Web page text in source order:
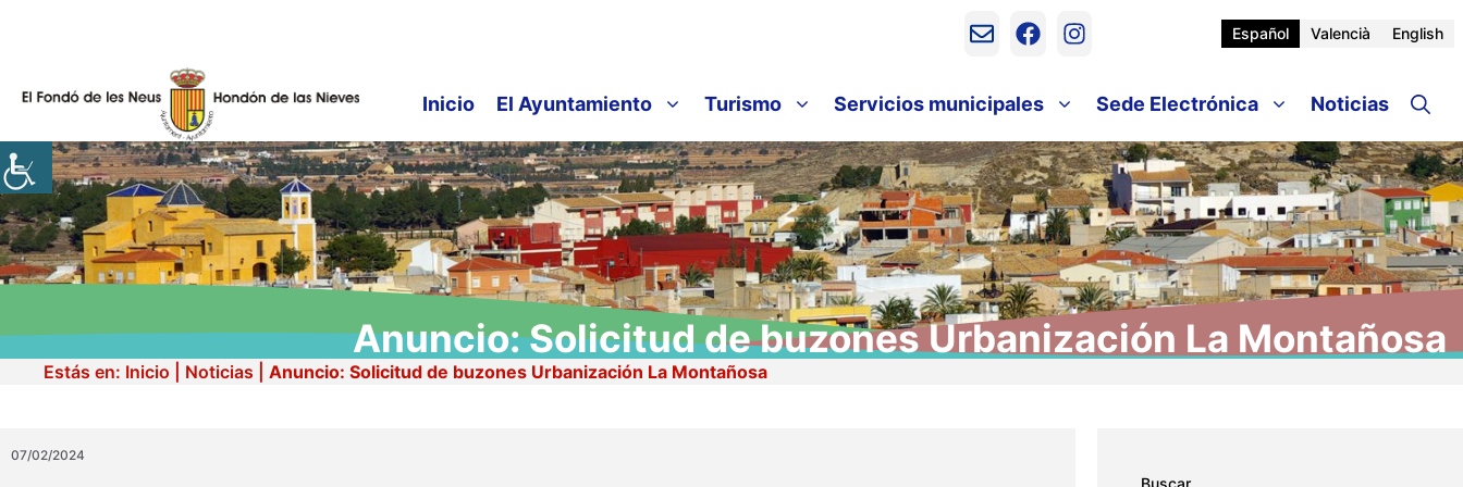
Español Valencià English
Inicio El Ayuntamiento Turismo Servicios municipales Sede Electrónica Noticias
Anuncio: Solicitud de buzones Urbanización La Montañosa
Estás en: Inicio Noticias Anuncio: Solicitud de buzones Urbanización La Montañosa
07/02/2024